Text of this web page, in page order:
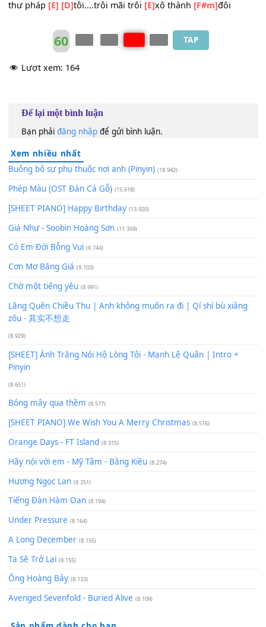
Việt Nam[D]ơi, yêu mến ngàn[A]đời
Xuân hồng như[D]nắng hạ tím [E]như mưa thu
[D] khô...đông trắng như [E]mây trời
Việt Nam[D]ơi, hãy nắm chặt
thư pháp[E] [D]tôi....trôi mãi trôi
60
Lượt xem: 164
Để lại một bình luận
đăng nhập
Phép Màu (OST Đàn Cá Gỗ)
[SHEET PIANO] Happy Birthday
Giá Như - Soobin Hoàng Sơn
Có Em Đời Bỗng Vui
Cơn Mơ Băng Giá (9.103)
Chờ một tiếng yêu (8.991)
Lãng Quên Chiều Thu | Anh không muốn ra đi | Qí shí bù
zǒu - 其实不想走
(8.929)
[SHEET] Ánh Trăng Nói Hộ Lòng Tôi - Mạnh Lệ Quân | Intro +
Pinyin
(8.651)
Bóng mây qua thềm
[SHEET PIANO] We Wish You A Merry Christmas
Orange Days - FT Island (8.315)
Hãy nói với em - Mỹ Tâm - Bằng Kiều